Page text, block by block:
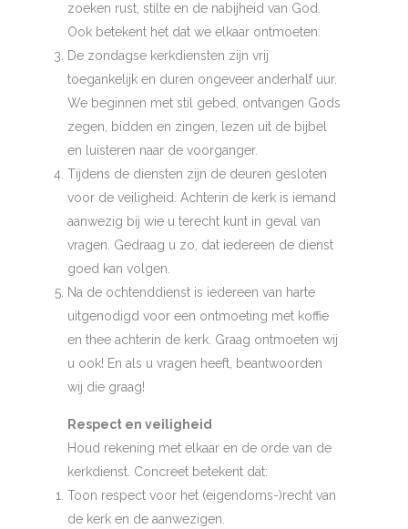
zoeken rust, stilte en de nabijheid van God.
Ook betekent het dat we elkaar ontmoeten.
De zondagse kerkdiensten zijn vrij
toegankelijk en duren ongeveer anderhalf uur.
We beginnen met stil gebed, ontvangen Gods
zegen, bidden en zingen, lezen uit de bijbel
en luisteren naar de voorganger.
Tijdens de diensten zijn de deuren gesloten
voor de veiligheid. Achterin de kerk is iemand
aanwezig bij wie u terecht kunt in geval van
vragen. Gedraag u zo, dat iedereen de dienst
goed kan volgen.
Na de ochtenddienst is iedereen van harte
uitgenodigd voor een ontmoeting met koffie
en thee achterin de kerk. Graag ontmoeten wij
u ook! En als u vragen heeft, beantwoorden
wij die graag!
Respect en veiligheid
Houd rekening met elkaar en de orde van de
kerkdienst. Concreet betekent dat:
Toon respect voor het (eigendoms-)recht van
de kerk en de aanwezigen.